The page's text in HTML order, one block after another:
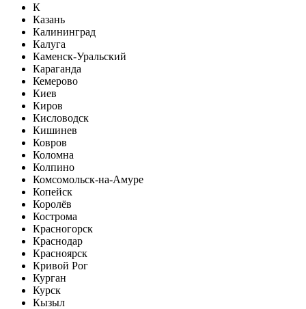
К
Казань
Калининград
Калуга
Каменск-Уральский
Караганда
Кемерово
Киев
Киров
Кисловодск
Кишинев
Ковров
Коломна
Колпино
Комсомольск-на-Амуре
Копейск
Королёв
Кострома
Красногорск
Краснодар
Красноярск
Кривой Рог
Курган
Курск
Кызыл